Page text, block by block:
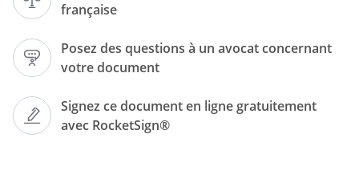
française
Posez des questions à un avocat concernant
votre document
Signez ce document en ligne gratuitement
avec RocketSign®
, à